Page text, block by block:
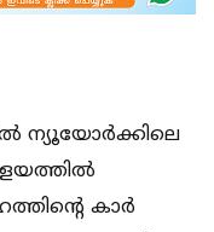
ന്യൂയോര്‍ക്കിലെ
കാര്‍